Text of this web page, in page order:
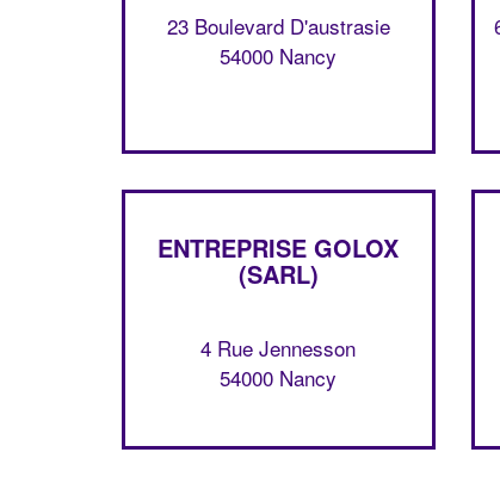
23 Boulevard D'austrasie
54000 Nancy
ENTREPRISE GOLOX
(SARL)
4 Rue Jennesson
54000 Nancy